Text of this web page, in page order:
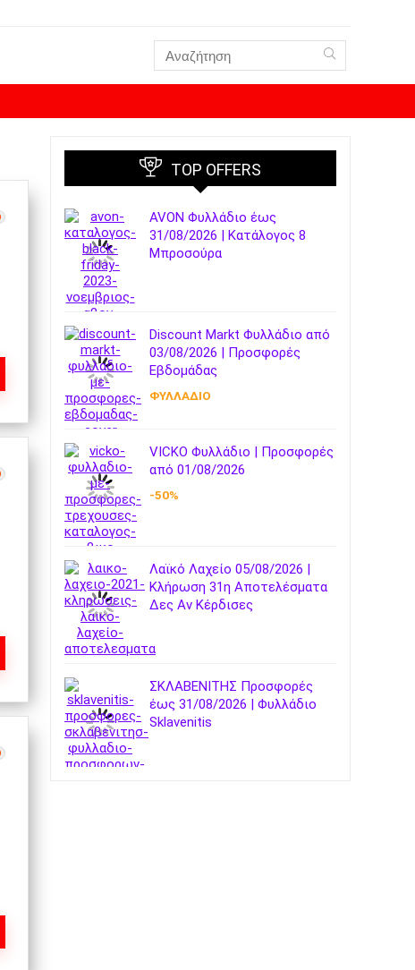
TOP OFFERS
AVON Φυλλάδιο έως
31/08/2026 | Κατάλογος 8
Μπροσούρα
Discount Markt Φυλλάδιο από
03/08/2026 | Προσφορές
Εβδομάδας
ΦΥΛΛΑΔΙΟ
VICKO Φυλλάδιο | Προσφορές
από 01/08/2026
-50%
Λαϊκό Λαχείο 05/08/2026 |
Κλήρωση 31η Αποτελέσματα
Δες Αν Κέρδισες
ΣΚΛΑΒΕΝΙΤΗΣ Προσφορές
έως 31/08/2026 | Φυλλάδιο
Sklavenitis